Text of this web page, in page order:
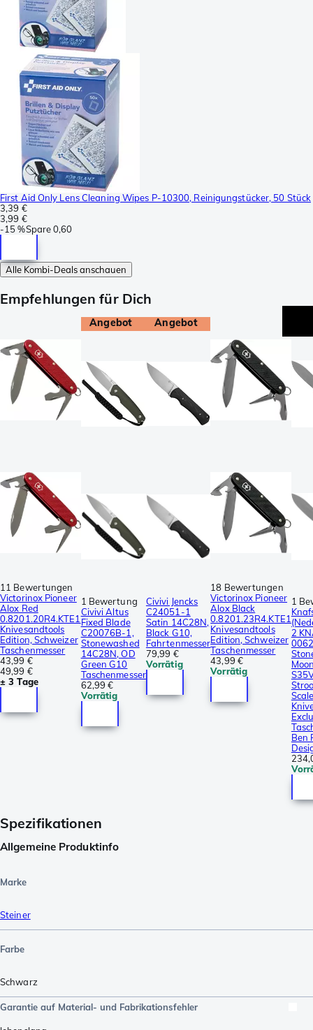
First Aid Only Lens Cleaning Wipes P-10300, Reinigungstücker, 50 Stück
3,39 €
3,99 €
-15 %Spare0,60
Alle Kombi-Deals anschauen
Empfehlungen für Dich
11 Bewertungen
Victorinox Pioneer
Alox Red
0.8201.20R4.KTE1
Knivesandtools
Edition, Schweizer
Taschenmesser
43,99 €
49,99 €
± 3 Tage
Angebot
1 Bewertung
Civivi Altus
Fixed Blade
C20076B-1,
Stonewashed
14C28N, OD
Green G10
Taschenmesser
62,99 €
Vorrätig
Angebot
Civivi Jencks
C24051-1
Satin 14C28N,
Black G10,
Fahrtenmesser
79,99 €
Vorrätig
18 Bewertungen
Victorinox Pioneer
Alox Black
0.8201.23R4.KTE1
Knivesandtools
Edition, Schweizer
Taschenmesser
43,99 €
Vorrätig
1
2
Ben
Spezifikationen
Allgemeine Produktinfo
Marke
Steiner
Farbe
Schwarz
Garantie auf Material- und Fabrikationsfehler